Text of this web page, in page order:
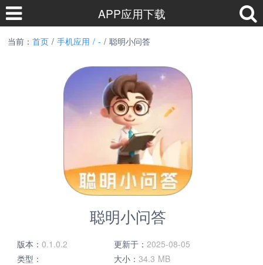
APP应用下载
当前： 首页/ 手机应用 / - / 聪明小问答
聪明小问答
版本： 0.1.0.2 更新于： 2025-08-05
类型：
大小： 34.3 MB